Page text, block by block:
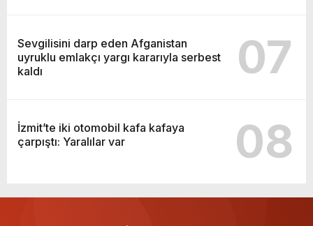
Sevgilisini darp eden Afganistan
uyruklu emlakçı yargı kararıyla serbest
kaldı
07
İzmit’te iki otomobil kafa kafaya
çarpıştı: Yaralılar var
08